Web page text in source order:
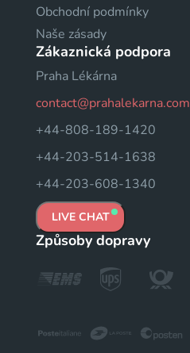
Obchodní podmínky
Naše zásady
Zákaznická podpora
Praha Lékárna
contact@prahalekarna.com
+44-808-189-1420
+44-203-514-1638
+44-203-608-1340
LIVE CHAT
Způsoby dopravy